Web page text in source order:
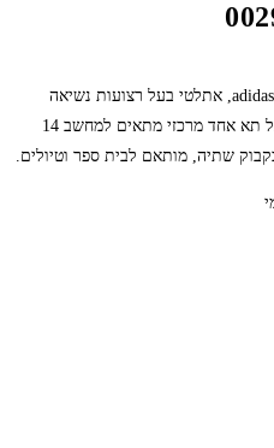
תיק גב אופנתי צעיר ואיכותי של חברת adidas, אתלטי בעל רצועות נשיאה
ארגונומיות העשויות בד רשת נושם, בעל תא אחד מרכזי מתאים למחשב 14
שתיה, מותאם לבית ספר וטיולים.